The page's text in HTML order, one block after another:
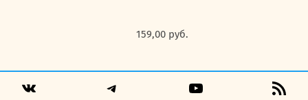
159,00 руб.